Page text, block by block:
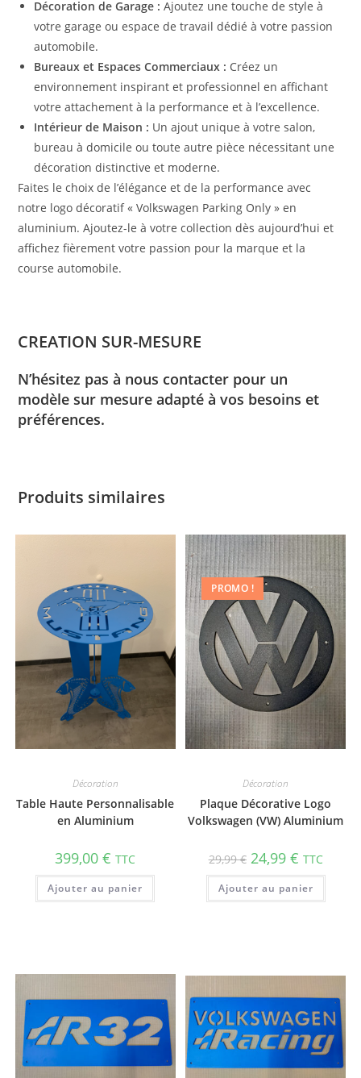
Décoration de Garage : Ajoutez une touche de style à
votre garage ou espace de travail dédié à votre passion
automobile.
Bureaux et Espaces Commerciaux : Créez un
environnement inspirant et professionnel en affichant
votre attachement à la performance et à l’excellence.
Intérieur de Maison : Un ajout unique à votre salon,
bureau à domicile ou toute autre pièce nécessitant une
décoration distinctive et moderne.
Faites le choix de l’élégance et de la performance avec
notre logo décoratif « Volkswagen Parking Only » en
aluminium. Ajoutez-le à votre collection dès aujourd’hui et
affichez fièrement votre passion pour la marque et la
course automobile.
CREATION SUR-MESURE
N’hésitez pas à nous contacter pour un
modèle sur mesure adapté à vos besoins et
préférences.
Produits similaires
Décoration
Table Haute Personnalisable
en Aluminium
399,00€ TTC
Ajouter au panier
PROMO !
Décoration
Plaque Décorative Logo
Volkswagen (VW) Aluminium
29,99€ 24,99 € TTC
Ajouter au panier